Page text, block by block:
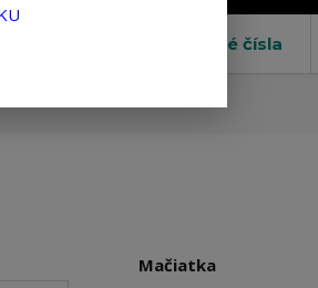
Domové čísla
Mačiatka